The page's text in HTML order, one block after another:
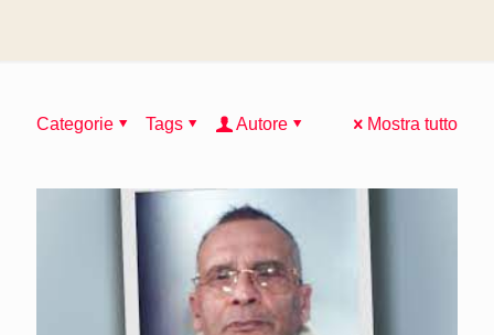
Categorie Tags Autore Mostra tutto